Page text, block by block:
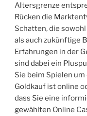
Altersgrenze
Rücken die
Schatten, die
als auch zukünftige
Erfahrungen in der
sind dabei ein
Sie beim Spielen
Goldkauf ist online
dass Sie eine
gewählten Online